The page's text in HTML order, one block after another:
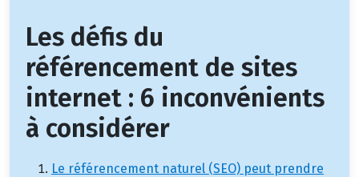
Les défis du
référencement de sites
internet : 6 inconvénients
à considérer
Le référencement naturel (SEO) peut prendre